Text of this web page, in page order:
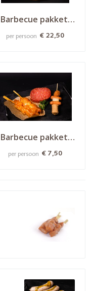
Barbecue pakket
€ 22,50
per persoon
Barbecue pakket
''Little friends''
€ 7,50
per persoon